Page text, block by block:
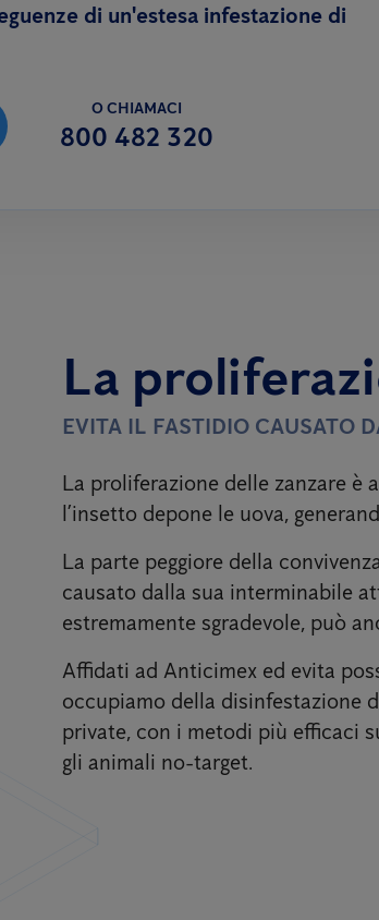
di un'estesa infestazione di
O CHIAMACI
800 482 320
La
EVITA IL FASTIDIO CAUSATO
La proliferazione delle zanzare è
l’insetto depone le uova,
La parte peggiore della
causato dalla sua interminabile
estremamente sgradevole, può
Affidati ad Anticimex ed evita
occupiamo della disinfestazione
private, con i metodi più efficaci
gli animali no-target.